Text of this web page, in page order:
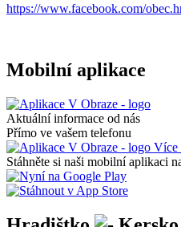
https://www.facebook.com/
Mobilní aplikace
Aktuální informace od nás
Přímo ve vašem telefonu
Více
Stáhněte si naši mobilní aplikaci